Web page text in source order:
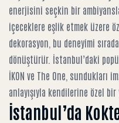
enerjisini seçkin bir
içeceklere eşlik etmek üzere
dekorasyon, bu deneyimi
dönüştürür. İstanbul’daki
İKON ve The One, sundukları
anlayışıyla kendilerine özel
İstanbul’da